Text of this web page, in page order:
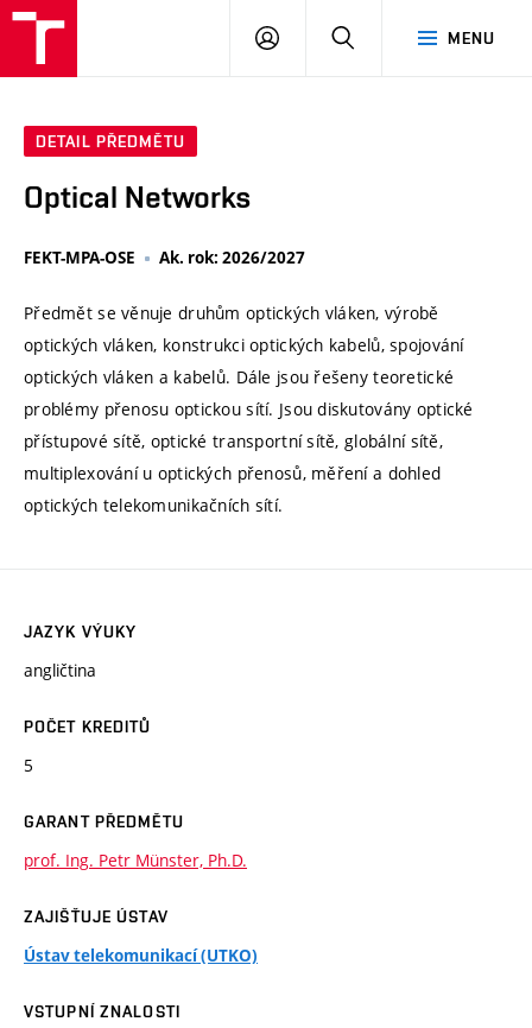
MENU
PŘIHLÁSIT
DETAIL PŘEDMĚTU
Optical Networks
FEKT-MPA-OSE Ak. rok: 2026/2027
Předmět se věnuje druhům optických vláken, výrobě
optických vláken, konstrukci optických kabelů, spojování
optických vláken a kabelů. Dále jsou řešeny teoretické
problémy přenosu optickou sítí. Jsou diskutovány optické
přístupové sítě, optické transportní sítě, globální sítě,
multiplexování u optických přenosů, měření a dohled
optických telekomunikačních sítí.
JAZYK VÝUKY
angličtina
POČET KREDITŮ
5
GARANT PŘEDMĚTU
prof. Ing. Petr Münster, Ph.D.
ZAJIŠŤUJE ÚSTAV
Ústav telekomunikací (UTKO)
VSTUPNÍ ZNALOSTI